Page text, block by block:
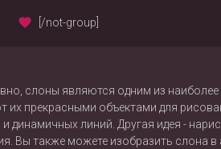
[/not-group]
слоны являются одним из
прекрасными объектами для
динамичных линий. Другая идея -
Вы также можете изобразить слона